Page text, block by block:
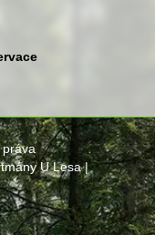
práva
U Lesa |